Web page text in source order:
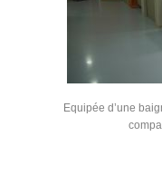
Equipée d’une